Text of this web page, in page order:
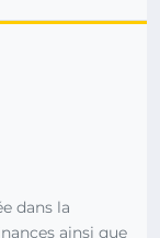
dans la
ainsi que